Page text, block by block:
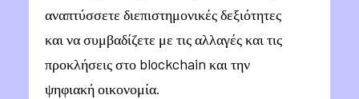
αναπτύσσετε διεπιστημονικές δεξιότητες
και να συμβαδίζετε με τις αλλαγές και τις
προκλήσεις στο blockchain και την
ψηφιακή οικονομία.